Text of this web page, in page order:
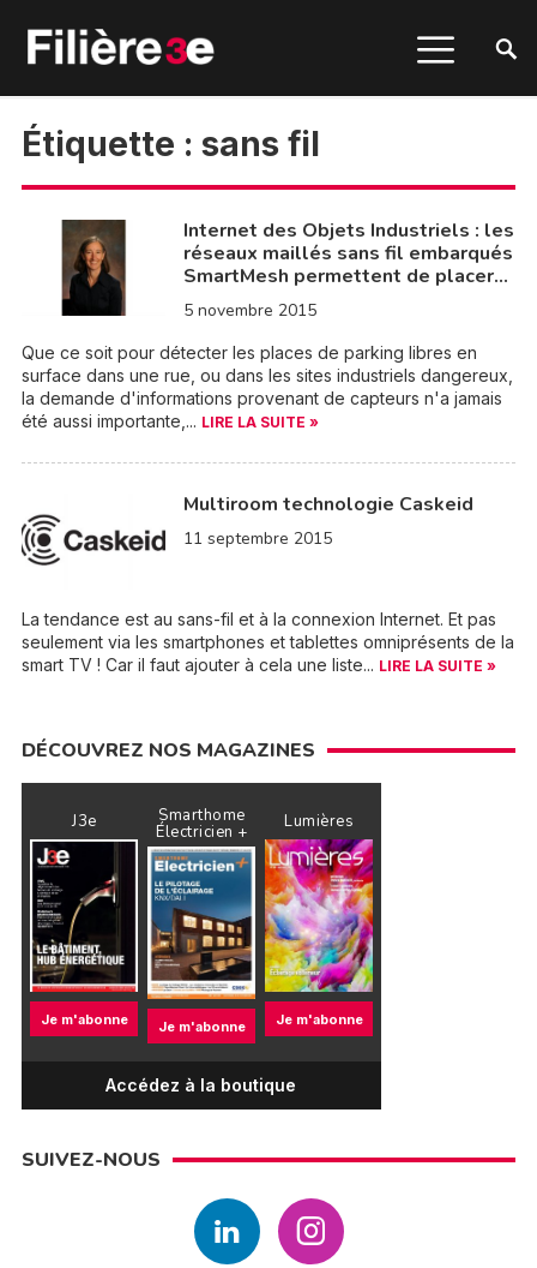
Étiquette : sans fil
Internet des Objets Industriels : les
réseaux maillés sans fil embarqués
SmartMesh permettent de placer…
5 novembre 2015
Que ce soit pour détecter les places de parking libres en
surface dans une rue, ou dans les sites industriels dangereux,
la demande d'informations provenant de capteurs n'a jamais
été aussi importante,... LIRE LA SUITE »
Multiroom technologie Caskeid
11 septembre 2015
La tendance est au sans-fil et à la connexion Internet. Et pas
seulement via les smartphones et tablettes omniprésents de la
smart TV ! Car il faut ajouter à cela une liste... LIRE LA SUITE »
DÉCOUVREZ NOS MAGAZINES
J3e
Je m'abonne
Smarthome
Électricien +
Je m'abonne
Lumières
Je m'abonne
Accédez à la boutique
SUIVEZ-NOUS